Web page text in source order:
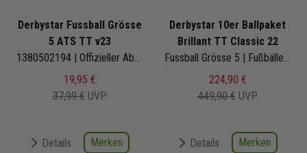
Derbystar Fussball Grösse
5 ATS TT v23
1380502194 | Offizieller Absolute Teamsport Trainingsball
19,95 €
37,99 € UVP
Details Merken
Derbystar 10er Ballpaket
Brillant TT Classic 22
Fussball Grösse 5 | Fußbälle Set 10-teilig
224,90 €
449,90 € UVP
Details Merken